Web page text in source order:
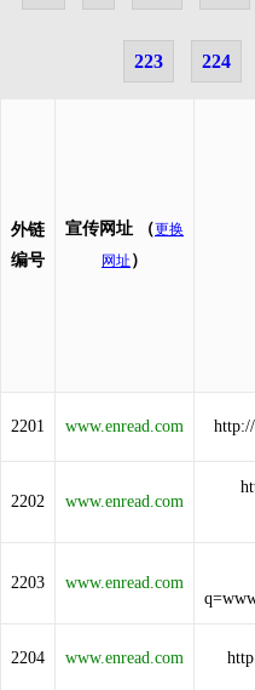
223 224
外链
编号
宣传网址 （更换
网址 ）
2201 www.enread.com
2202 www.enread.com
2203 www.enread.com
2204 www.enread.com